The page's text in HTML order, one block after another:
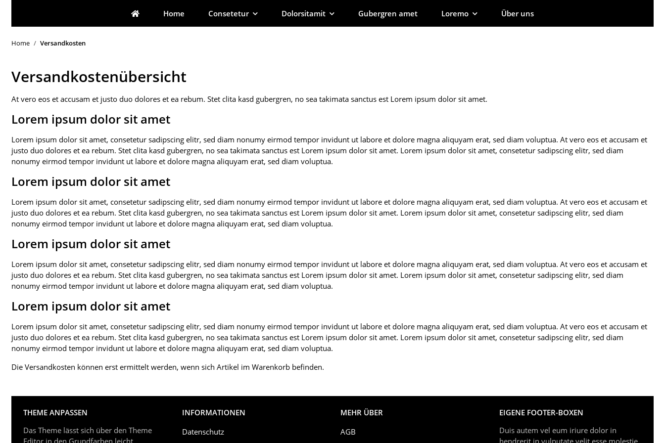
Home Consetetur Dolorsitamit Gubergren amet Loremo Über uns
Home Versandkosten
Versandkostenübersicht
At vero eos et accusam et justo duo dolores et ea rebum. Stet clita kasd gubergren, no sea takimata sanctus est Lorem ipsum dolor sit amet.
Lorem ipsum dolor sit amet
Lorem ipsum dolor sit amet, consetetur sadipscing elitr, sed diam nonumy eirmod tempor invidunt ut labore et dolore magna aliquyam erat, sed diam voluptua. At vero eos et accusam et
justo duo dolores et ea rebum. Stet clita kasd gubergren, no sea takimata sanctus est Lorem ipsum dolor sit amet. Lorem ipsum dolor sit amet, consetetur sadipscing elitr, sed diam
nonumy eirmod tempor invidunt ut labore et dolore magna aliquyam erat, sed diam voluptua.
Lorem ipsum dolor sit amet
Lorem ipsum dolor sit amet, consetetur sadipscing elitr, sed diam nonumy eirmod tempor invidunt ut labore et dolore magna aliquyam erat, sed diam voluptua. At vero eos et accusam et
justo duo dolores et ea rebum. Stet clita kasd gubergren, no sea takimata sanctus est Lorem ipsum dolor sit amet. Lorem ipsum dolor sit amet, consetetur sadipscing elitr, sed diam
nonumy eirmod tempor invidunt ut labore et dolore magna aliquyam erat, sed diam voluptua.
Lorem ipsum dolor sit amet
Lorem ipsum dolor sit amet, consetetur sadipscing elitr, sed diam nonumy eirmod tempor invidunt ut labore et dolore magna aliquyam erat, sed diam voluptua. At vero eos et accusam et
justo duo dolores et ea rebum. Stet clita kasd gubergren, no sea takimata sanctus est Lorem ipsum dolor sit amet. Lorem ipsum dolor sit amet, consetetur sadipscing elitr, sed diam
nonumy eirmod tempor invidunt ut labore et dolore magna aliquyam erat, sed diam voluptua.
Lorem ipsum dolor sit amet
Lorem ipsum dolor sit amet, consetetur sadipscing elitr, sed diam nonumy eirmod tempor invidunt ut labore et dolore magna aliquyam erat, sed diam voluptua. At vero eos et accusam et
justo duo dolores et ea rebum. Stet clita kasd gubergren, no sea takimata sanctus est Lorem ipsum dolor sit amet. Lorem ipsum dolor sit amet, consetetur sadipscing elitr, sed diam
nonumy eirmod tempor invidunt ut labore et dolore magna aliquyam erat, sed diam voluptua.
Die Versandkosten können erst ermittelt werden, wenn sich Artikel im Warenkorb befinden.
THEME ANPASSEN
Das Theme lässt sich über den Theme
Editor in den Grundfarben leicht
INFORMATIONEN
Datenschutz
MEHR ÜBER
AGB
EIGENE FOOTER-BOXEN
Duis autem vel eum iriure dolor in
hendrerit in vulputate velit esse molestie